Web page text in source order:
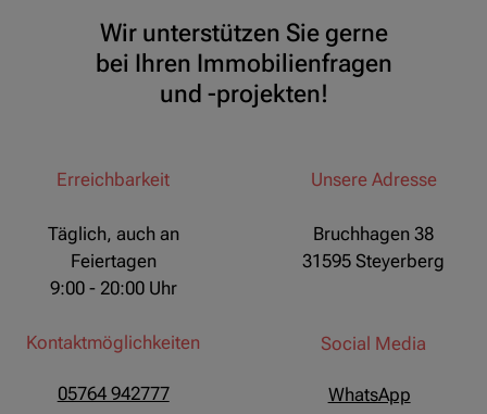
Wir unterstützen Sie gerne
bei Ihren Immobilienfragen
und -projekten!
Erreichbarkeit
Täglich, auch an
Feiertagen
9:00 - 20:00 Uhr
Kontaktmöglichkeiten
05764 942777
Unsere Adresse
Bruchhagen 38
31595 Steyerberg
Social Media
WhatsApp